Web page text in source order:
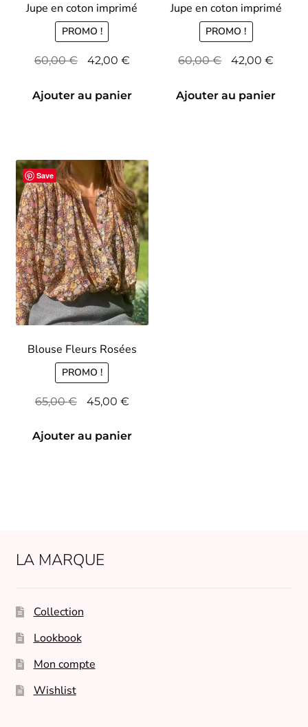
Jupe en coton imprimé
PROMO !
60,00€
Le
initial
42,00 €Le
actuel
Ajouter au panier
Jupe en coton imprimé
PROMO !
60,00€
Le
initial
42,00€
actuel
Ajouter au panier
Save
Blouse Fleurs Rosées
PROMO !
65,00€
Le
initial
45,00 €Le
actuel
Ajouter au panier
LA MARQUE
Collection
Lookbook
Mon compte
Wishlist